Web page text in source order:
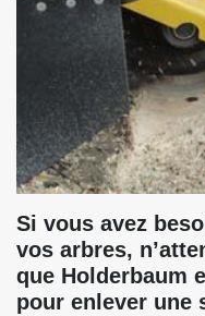
Si vous avez
vos arbres,
que Holderbaum
pour enlever une